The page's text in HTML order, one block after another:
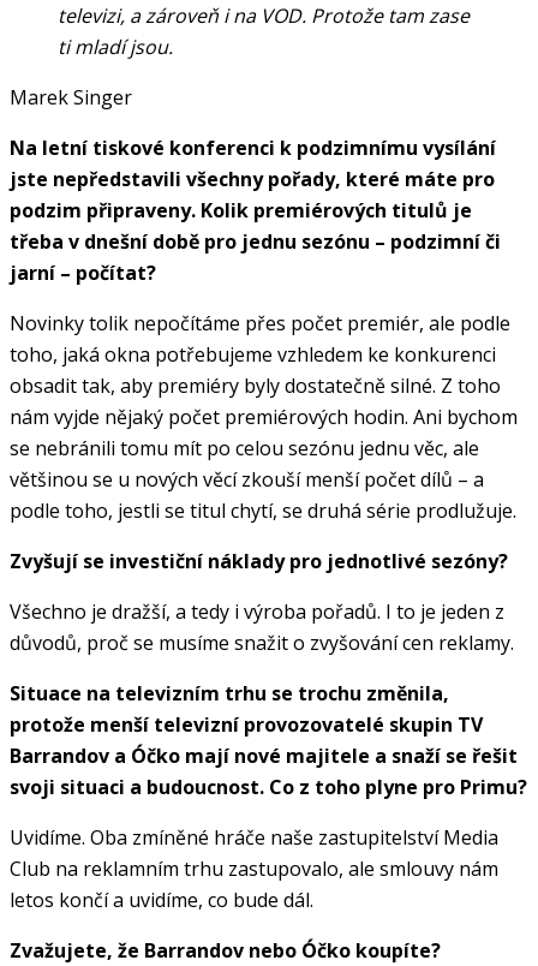
televizi, a zároveň i na VOD. Protože tam zase
ti mladí jsou.
Marek Singer
Na letní tiskové konferenci k podzimnímu vysílání
jste nepředstavili všechny pořady, které máte pro
podzim připraveny. Kolik premiérových titulů je
třeba v dnešní době pro jednu sezónu – podzimní či
jarní – počítat?
Novinky tolik nepočítáme přes počet premiér, ale podle
toho, jaká okna potřebujeme vzhledem ke konkurenci
obsadit tak, aby premiéry byly dostatečně silné. Z toho
nám vyjde nějaký počet premiérových hodin. Ani bychom
se nebránili tomu mít po celou sezónu jednu věc, ale
většinou se u nových věcí zkouší menší počet dílů – a
podle toho, jestli se titul chytí, se druhá série prodlužuje.
Zvyšují se investiční náklady pro jednotlivé sezóny?
Všechno je dražší, a tedy i výroba pořadů. I to je jeden z
důvodů, proč se musíme snažit o zvyšování cen reklamy.
Situace na televizním trhu se trochu změnila,
protože menší televizní provozovatelé skupin TV
Barrandov a Óčko mají nové majitele a snaží se řešit
svoji situaci a budoucnost. Co z toho plyne pro Primu?
Uvidíme. Oba zmíněné hráče naše zastupitelství Media
Club na reklamním trhu zastupovalo, ale smlouvy nám
letos končí a uvidíme, co bude dál.
Zvažujete, že Barrandov nebo Óčko koupíte?